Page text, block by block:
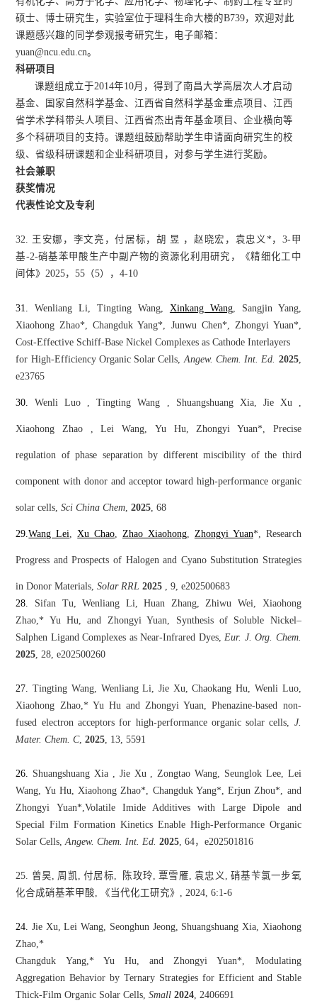
硕士、博士研究生，实验室位于理科生命大楼的B739，欢迎对此
课题感兴趣的同学参观报考研究生，电子邮箱：
yuan@ncu.edu.cn。
科研项目
课题组成立于2014年10月，得到了南昌大学高层次人才启动
基金、国家自然科学基金、江西省自然科学基金重点项目、江西
省学术学科带头人项目、江西省杰出青年基金项目、企业横向等
多个科研项目的支持。课题组鼓励帮助学生申请面向研究生的校
级、省级科研课题和企业科研项目，对参与学生进行奖励。
社会兼职
获奖情况
代表性论文及专利
32. 王安娜，李文亮，付居标，胡 昱 ，赵晓宏，袁忠义*，3-甲
基-2-硝基苯甲酸生产中副产物的资源化利用研究，《精细化工中
间体》2025，55（5），4-10
31.Wenliang Li, Tingting Wang, Xinkang Wang, Sangjin Yang,
Xiaohong Zhao*, Changduk Yang*, Junwu Chen*, Zhongyi Yuan*,
Cost-Effective Schiff-Base Nickel Complexes as Cathode Interlayers
for High-Efficiency Organic Solar Cells,Angew. Chem. Int. Ed. 2025,
e23765
30. Wenli Luo , Tingting Wang , Shuangshuang Xia, Jie Xu ,
Xiaohong Zhao , Lei Wang, Yu Hu, Zhongyi Yuan*, Precise
regulation of phase separation by different miscibility of the third
component with donor and acceptor toward high-performance organic
solar cells,Sci China Chem,2025, 68
29.Wang Lei,Xu Chao,Zhao Xiaohong, Zhongyi Yuan*, Research
Progress and Prospects of Halogen and Cyano Substitution Strategies
in Donor Materials,Solar RRL 2025 , 9, e202500683
28.
Sifan Tu, Wenliang Li, Huan Zhang, Zhiwu Wei, Xiaohong
Zhao,* Yu Hu, and Zhongyi Yuan, Synthesis of Soluble Nickel–
Salphen Ligand Complexes as Near-Infrared Dyes,Eur. J. Org. Chem.
2025, 28, e202500260
27. Tingting Wang, Wenliang Li, Jie Xu, Chaokang Hu, Wenli Luo,
Xiaohong Zhao,* Yu Hu and Zhongyi Yuan, Phenazine-based non-
fused electron acceptors for high-performance organic solar cells, J.
Mater. Chem. C,2025, 13, 5591
26. Shuangshuang Xia , Jie Xu , Zongtao Wang, Seunglok Lee, Lei
Wang, Yu Hu, Xiaohong Zhao*, Changduk Yang*, Erjun Zhou*, and
Zhongyi Yuan*,Volatile Imide Additives with Large Dipole and
Special Film Formation Kinetics Enable High-Performance Organic
Solar Cells,Angew. Chem. Int. Ed. 2025, 64，e202501816
25. 曾昊, 周凯, 付居标, 陈玫玲, 覃雪雁, 袁忠义, 硝基苄氯一步氧
化合成硝基苯甲酸, 《当代化工研究》, 2024, 6:1-6
24. Jie Xu, Lei Wang, Seonghun Jeong, Shuangshuang Xia, Xiaohong
Zhao,*
Changduk Yang,* Yu Hu, and Zhongyi Yuan*, Modulating
Aggregation Behavior by Ternary Strategies for Efficient and Stable
Thick-Film Organic Solar Cells,Small 2024, 2406691